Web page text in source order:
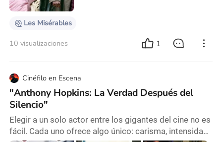
una Francia en decadencia y descont
Les Misérables
10 visualizaciones 1
Cinéfilo en Escena
"Anthony Hopkins: La Verdad Después del
Silencio"
Elegir a un solo actor entre los gigantes del cine no es
fácil. Cada uno ofrece algo único: carisma, intensidad,